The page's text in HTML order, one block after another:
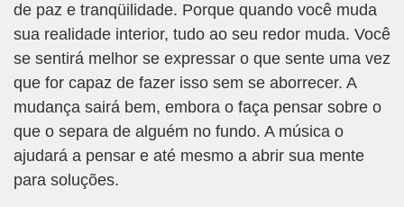
de paz e tranqüilidade. Porque quando você muda
sua realidade interior, tudo ao seu redor muda. Você
se sentirá melhor se expressar o que sente uma vez
que for capaz de fazer isso sem se aborrecer. A
mudança sairá bem, embora o faça pensar sobre o
que o separa de alguém no fundo. A música o
ajudará a pensar e até mesmo a abrir sua mente
para soluções.